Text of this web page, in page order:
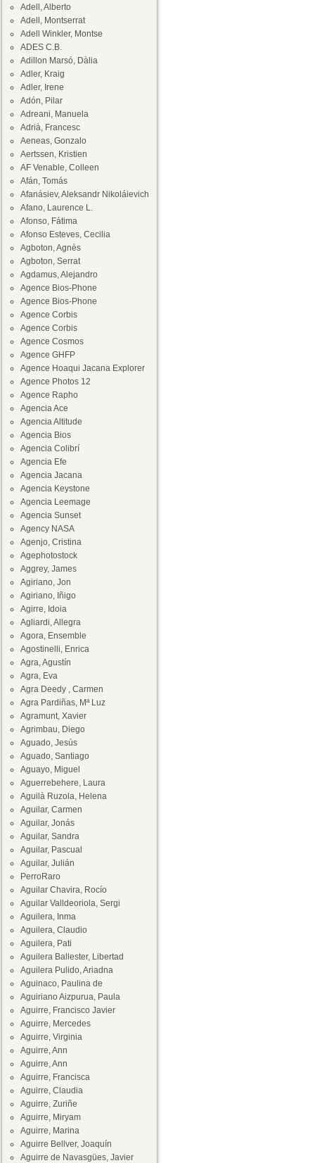
Adell, Alberto
Adell, Montserrat
Adell Winkler, Montse
ADES C.B.
Adillon Marsó, Dàlia
Adler, Kraig
Adler, Irene
Adón, Pilar
Adreani, Manuela
Adrià, Francesc
Aeneas, Gonzalo
Aertssen, Kristien
AF Venable, Colleen
Afán, Tomás
Afanásiev, Aleksandr Nikoláievich
Afano, Laurence L.
Afonso, Fátima
Afonso Esteves, Cecilia
Agboton, Agnès
Agboton, Serrat
Agdamus, Alejandro
Agence Bios-Phone
Agence Bios-Phone
Agence Corbis
Agence Corbis
Agence Cosmos
Agence GHFP
Agence Hoaqui Jacana Explorer
Agence Photos 12
Agence Rapho
Agencia Ace
Agencia Altitude
Agencia Bios
Agencia Colibrí
Agencia Efe
Agencia Jacana
Agencia Keystone
Agencia Leemage
Agencia Sunset
Agency NASA
Agenjo, Cristina
Agephotostock
Aggrey, James
Agiriano, Jon
Agiriano, Iñigo
Agirre, Idoia
Agliardi, Allegra
Agora, Ensemble
Agostinelli, Enrica
Agra, Agustín
Agra, Eva
Agra Deedy , Carmen
Agra Pardiñas, Mª Luz
Agramunt, Xavier
Agrimbau, Diego
Aguado, Jesús
Aguado, Santiago
Aguayo, Miguel
Aguerrebehere, Laura
Aguilà Ruzola, Helena
Aguilar, Carmen
Aguilar, Jonás
Aguilar, Sandra
Aguilar, Pascual
Aguilar, Julián
PerroRaro
Aguilar Chavira, Rocío
Aguilar Valldeoriola, Sergi
Aguilera, Inma
Aguilera, Claudio
Aguilera, Pati
Aguilera Ballester, Libertad
Aguilera Pulido, Ariadna
Aguinaco, Paulina de
Aguiriano Aizpurua, Paula
Aguirre, Francisco Javier
Aguirre, Mercedes
Aguirre, Virginia
Aguirre, Ann
Aguirre, Ann
Aguirre, Francisca
Aguirre, Claudia
Aguirre, Zuriñe
Aguirre, Miryam
Aguirre, Marina
Aguirre Bellver, Joaquín
Aguirre de Navasgües, Javier